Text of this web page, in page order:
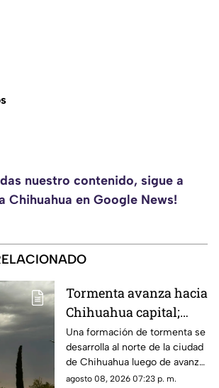
nuestro contenido, sigue a
Chihuahua en Google News!
Tormenta avanza hacia
Chihuahua capital;
nube llega con polvo y
baja visibilidad
Una formación de tormenta se
desarrolla al norte de la ciudad
de Chihuahua luego de avanzar
desde Aldama.
agosto 08, 2026 07:23 p. m.